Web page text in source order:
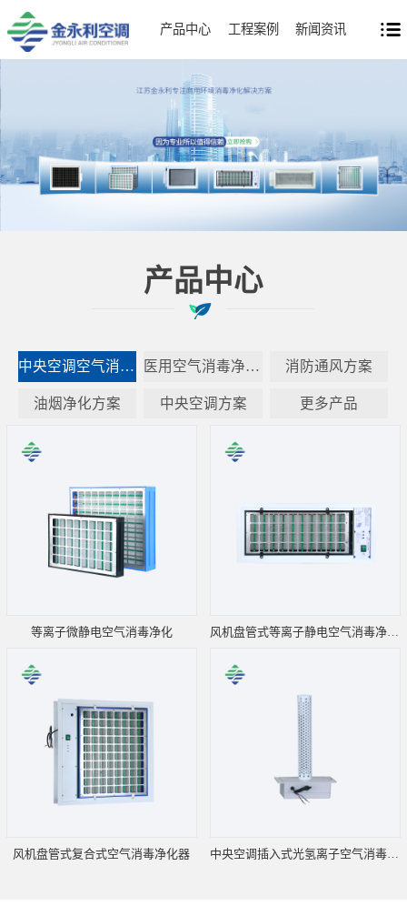
产品中心 工程案例 新闻资讯
产品中心
中央空调空气消毒净化器方案 医用空气消毒净化方案 消防通风方案
油烟净化方案 中央空调方案 更多产品
等离子微静电空气消毒净化
风机盘管式复合式空气消毒净化器 中央空调插入式光氢离子空气消毒净化机